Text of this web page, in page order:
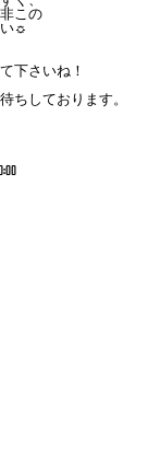
この
☼
下さいね！
ちしております。